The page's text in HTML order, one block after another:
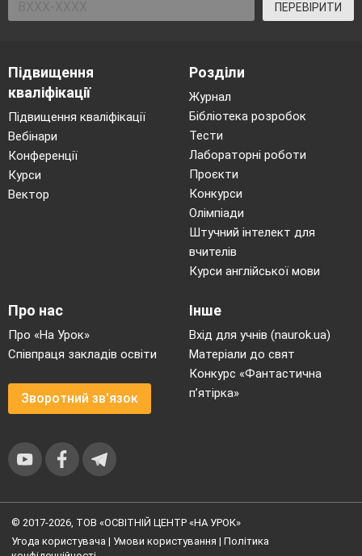
ПЕРЕВІРИТИ
Підвищення
кваліфікації
Підвищення кваліфікації
Вебінари
Конференції
Курси
Вектор
Розділи
Журнал
Бібліотека розробок
Тести
Лабораторні роботи
Проєкти
Конкурси
Олімпіади
Штучний інтелект для
вчителів
Курси англійської мови
Про нас
Про «На Урок»
Співпраця закладів освіти
Зворотний зв'язок
Інше
Вхід для учнів (naurok.ua)
Матеріали до свят
Конкурс «Фантастична
п’ятірка»
© 2017-2026, ТОВ «ОСВІТНІЙ ЦЕНТР «НА УРОК»
Угода користувача | Умови користування | Політика